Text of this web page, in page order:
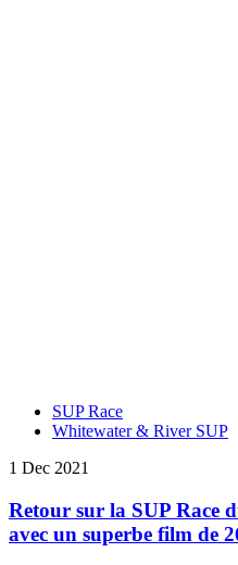
SUP Race
Whitewater & River SUP
1 Dec 2021
Retour sur la SUP Race
avec un superbe film de